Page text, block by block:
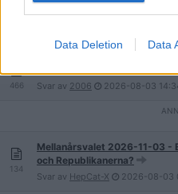
Data Deletion Data
Svar av AskMeAboutJesus
466 Svar av 2006 2026-08-03
134
Mellanårsvalet 2026-11-03 -
och Republikanerna?
Svar av HepCat-X 2026-08-03